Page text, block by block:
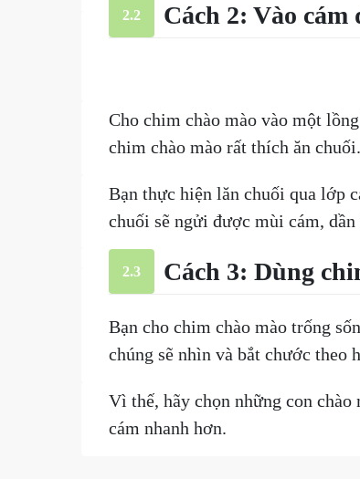
2.2 Cách 2: Vào
Cho chim chào mào vào một
chim chào mào rất thích ăn chuối.
Bạn thực hiện lăn chuối qua lớp
chuối sẽ ngửi được mùi cám,
2.3 Cách 3: Dùng
Bạn cho chim chào mào trống
chúng sẽ nhìn và bắt chước theo
Vì thế, hãy chọn những con chào
cám nhanh hơn.